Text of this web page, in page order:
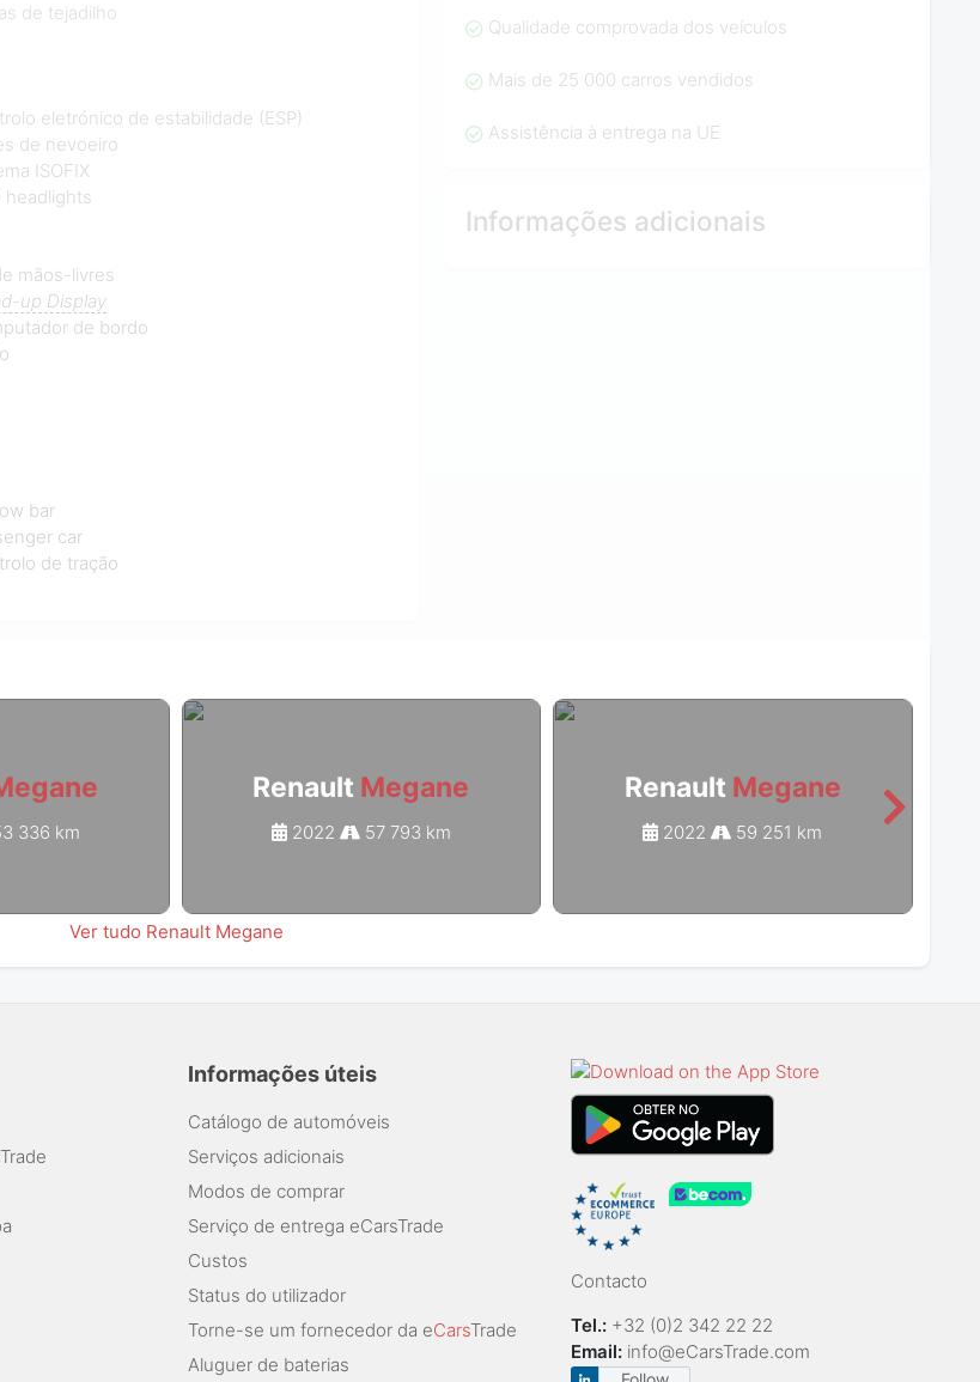
Qualidade comprovada dos veículos
Mais de 25 000 carros vendidos
Assistência à entrega na UE
Informações adicionais
de tejadilho
eletrónico de estabilidade (ESP)
de nevoeiro
ISOFIX
headlights
mãos-livres
up Display
de bordo
bar
car
de tração
336 km
Renault Megane
2022 57 793 km
Renault Megane
2022 59 251 km
Ver tudo Renault Megane
Informações úteis
Catálogo de automóveis
Serviços adicionais
Modos de comprar
Serviço de entrega eCarsTrade
Custos
Status do utilizador
Torne-se um fornecedor da eCarsTrade
Aluguer de baterias
Contacto
Tel.: +32 (0)2 342 22 22
Email: info@eCarsTrade.com